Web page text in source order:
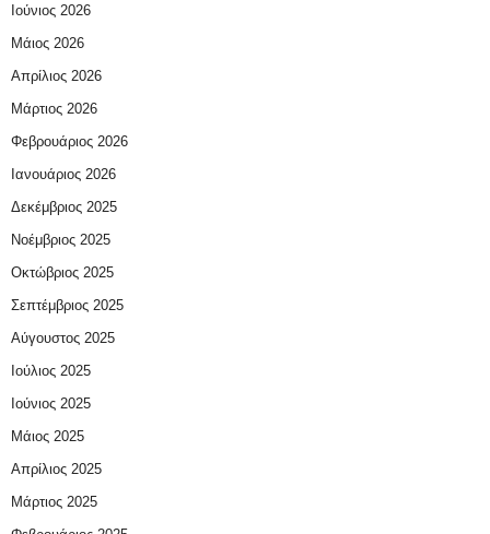
Ιούνιος 2026
Μάιος 2026
Απρίλιος 2026
Μάρτιος 2026
Φεβρουάριος 2026
Ιανουάριος 2026
Δεκέμβριος 2025
Νοέμβριος 2025
Οκτώβριος 2025
Σεπτέμβριος 2025
Αύγουστος 2025
Ιούλιος 2025
Ιούνιος 2025
Μάιος 2025
Απρίλιος 2025
Μάρτιος 2025